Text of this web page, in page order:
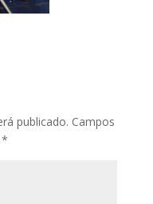
publicado. Campos
*